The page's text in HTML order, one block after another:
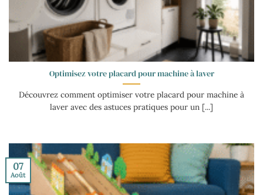
Optimisez votre placard pour machine à laver
Découvrez comment optimiser votre placard pour machine à
laver avec des astuces pratiques pour un [...]
07
Août